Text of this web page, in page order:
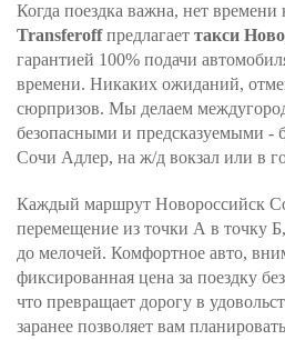
Когда поездка важна, нет
Transferoffпредлагает такси
гарантией 100% подачи
времени. Никаких ожиданий,
сюрпризов. Мы делаем
безопасными и предсказуемыми -
Сочи Адлер, на ж/д вокзал или в
Каждый маршрут Новороссийск
перемещение из точки А в точку
до мелочей. Комфортное авто,
фиксированная цена за поездку
что превращает дорогу в
заранее позволяет вам